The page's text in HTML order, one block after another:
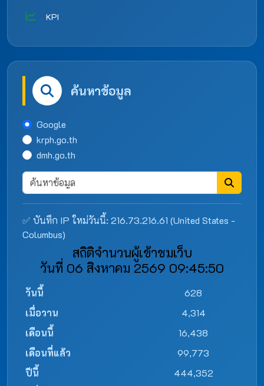
KPI
ค้นหาข้อมูล
Google
krph.go.th
dmh.go.th
✅ บันทึก IP ใหม่วันนี้: 216.73.216.61 (United States -
Columbus)
สถิติจำนวนผู้เข้าชมเว็บ
วันที่ 06 สิงหาคม 2569 09:45:50
วันนี้
628
เมื่อวาน
4,314
เดือนนี้
16,438
เดือนที่แล้ว
99,773
ปีนี้
444,352